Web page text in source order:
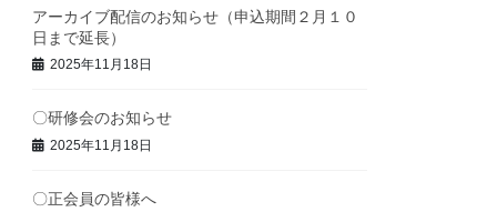
アーカイブ配信のお知らせ（申込期間２月１０
日まで延長）
2025年11月18日
〇研修会のお知らせ
2025年11月18日
〇正会員の皆様へ